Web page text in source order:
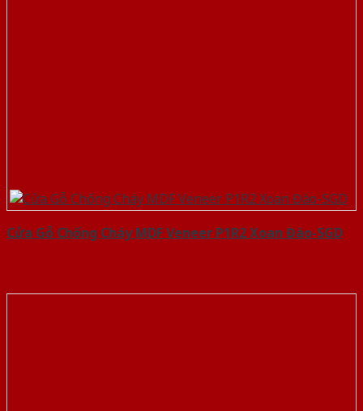
Cửa Gỗ Chống Cháy MDF Veneer P1R2 Xoan Đào-SGD